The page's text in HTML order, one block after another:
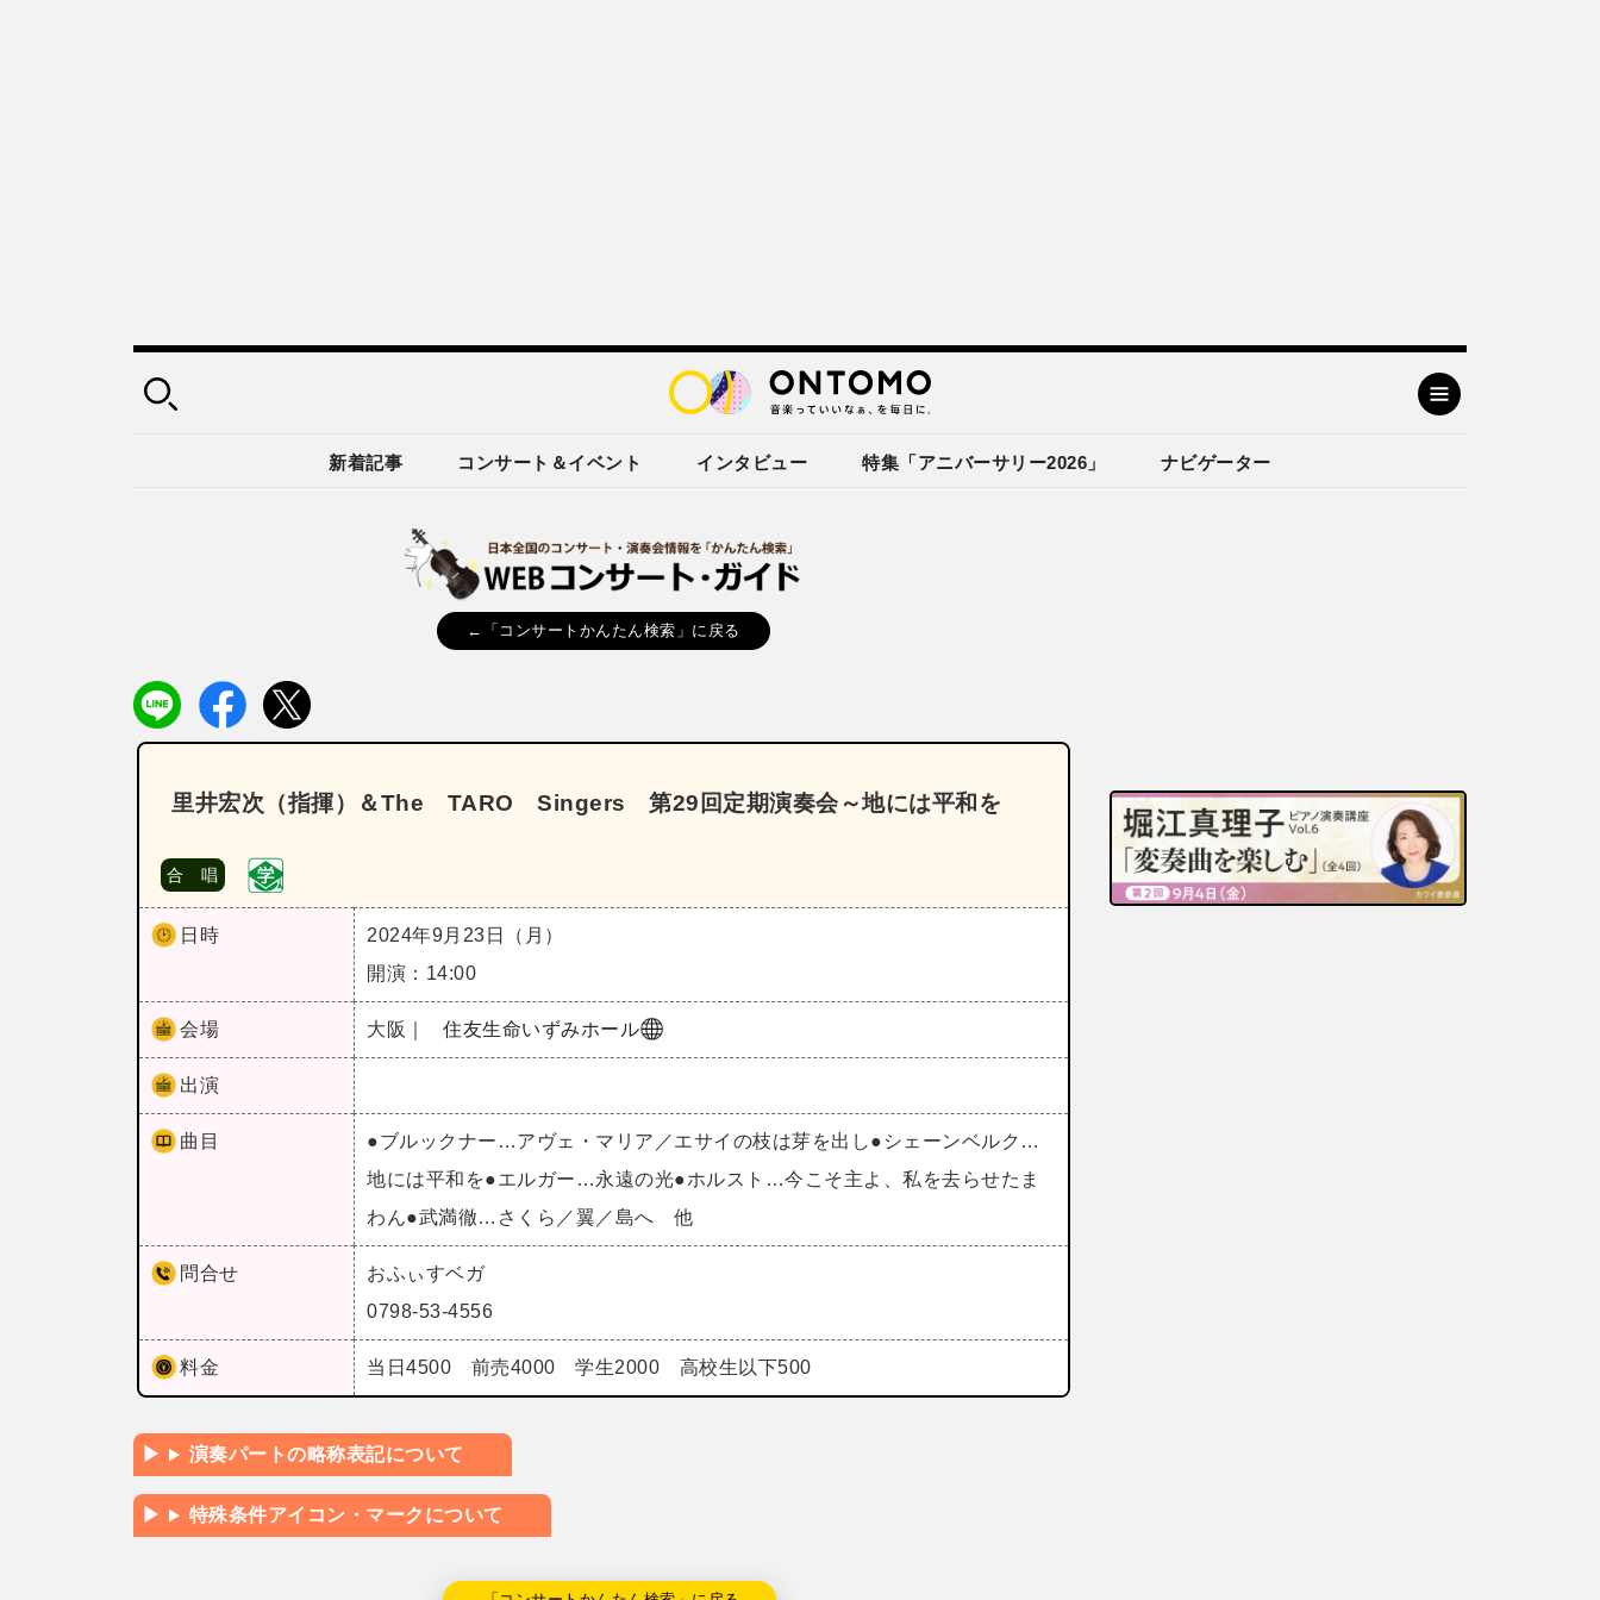
新着記事 コンサート＆イベント インタビュー 特集「アニバーサリー2026」 ナビゲーター
←「コンサートかんたん検索」に戻る
里井宏次（指揮）＆The TARO Singers 第29回定期演奏会～地には平和を
合 唱
日時
2024年9月23日（月）
開演：14:00
会場 大阪｜ 住友生命いずみホール
出演
曲目
●ブルックナー…アヴェ・マリア／エサイの枝は芽を出し●シェーンベルク…
地には平和を●エルガー…永遠の光●ホルスト…今こそ主よ、私を去らせたま
わん●武満徹…さくら／翼／島へ 他
問合せ
おふぃすベガ
0798-53-4556
料金 当日4500 前売4000 学生2000 高校生以下500
演奏パートの略称表記について
特殊条件アイコン・マークについて